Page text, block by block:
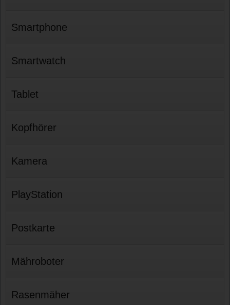
Smartphone
Smartwatch
Tablet
Kopfhörer
Kamera
PlayStation
Postkarte
Mähroboter
Rasenmäher